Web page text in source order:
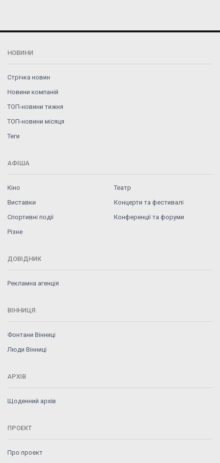
НОВИНИ
Стрічка новин
Новини компаній
ТОП-новини тижня
ТОП-новини місяця
Теги
АФІША
Кіно
Театр
Виставки
Концерти та фестивалі
Спортивні події
Конференції та форуми
Різне
ДОВІДНИК
Рекламна агенція
ВІННИЦЯ
Фонтани Вінниці
Люди Вінниці
АРХІВ
Щоденний архів
ПРОЕКТ
Про проект